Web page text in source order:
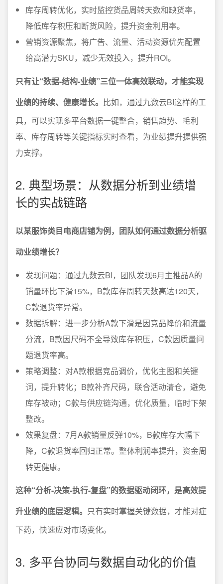
库存周转优化，实时监控货品周转天数和缺货率，
降低库存积压和断货风险，提升资金利用率。
营销资源聚焦，将广告、流量、活动资源优先配置
给高潜力SKU，减少无效投入，提升ROI。
只有让“数据-结构-业绩”三位一体高效联动，才能实现
业绩的持续、健康增长。 比如，通过九数云BI这样的工
具，可以实现多平台数据一键整合，销售趋势、毛利
率、库存周转等关键指标实时查看，为业绩提升提供强
力支撑。
2. 典型场景：从数据分析到业绩增
长的实战链路
以某服饰类目电商店铺为例，团队如何通过数据分析驱
动业绩增长？
发现问题：通过九数云BI，团队发现6月主推品A的
销量环比下滑15%，B款库存周转天数高达120天，
C款退货率异常。
数据拆解：进一步分析A款下滑是因竞品降价和流量
分流，B款因尺码不全导致库存积压，C款因质量问
题退货率高。
策略调整：对A款根据竞品调价，优化主图和关键
词，提升转化；B款补齐尺码，联合活动清仓，避免
库存被动；C款与供应链沟通，优化质量，临时下架
整改。
效果复盘：7月A款销量反弹10%，B款库存大幅下
降，C款退货率回归正常。整体利润率提升，资金周
转更健康。
这种“分析-决策-执行-复盘”的数据驱动闭环，是高效提
升业绩的底层逻辑。 只有实时掌握关键数据，才能对症
下药，快速应对市场变化。
3. 多平台协同与数据自动化的价值